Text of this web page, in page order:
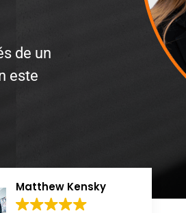
de un
este
Matthew Kensky